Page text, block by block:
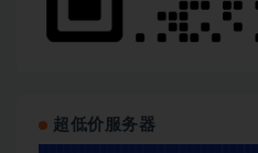
超低价服务器